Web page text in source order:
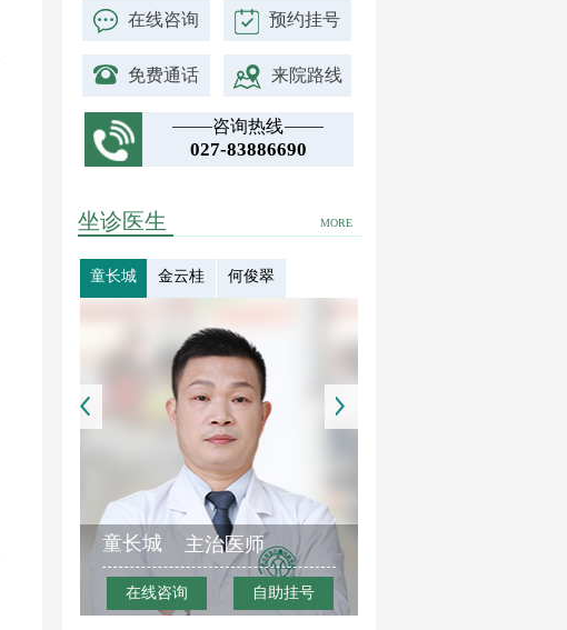
在线咨询 预约挂号
免费通话 来院路线
咨询热线
027-83886690
MORE
坐诊医生
童长城 金云桂 何俊翠
童长城 主治医师
在线咨询 自助挂号